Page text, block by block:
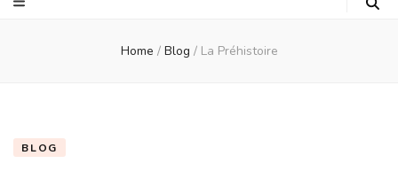
Home / Blog / La Préhistoire
BLOG